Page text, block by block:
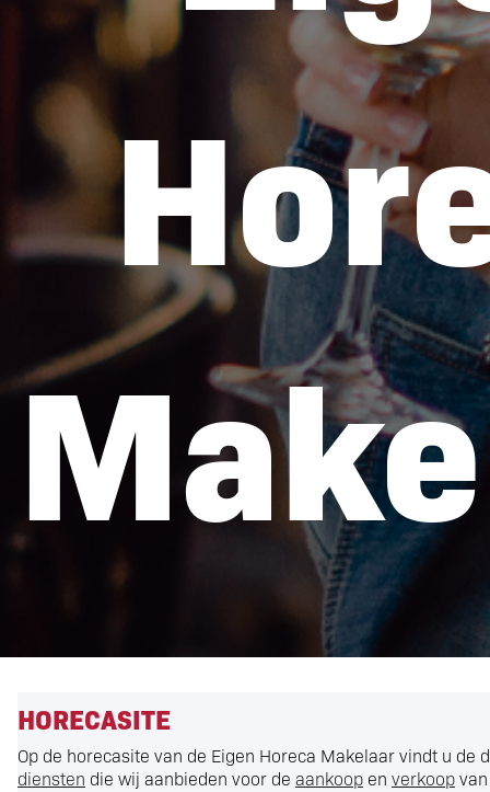
HORECASITE
Op de horecasite van de Eigen Horeca Makelaar vindt u de
diensten die wij aanbieden voor de aankoop en verkoop